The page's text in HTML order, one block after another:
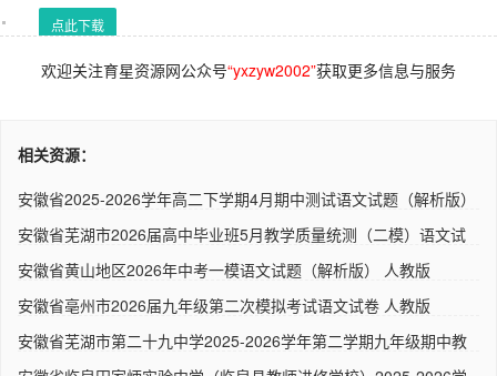
点此下载
欢迎关注育星资源网公众号“yxzyw2002”获取更多信息与服务
相关资源：
安徽省2025-2026学年高二下学期4月期中测试语文试题（解析版）
安徽省芜湖市2026届高中毕业班5月教学质量统测（二模）语文试
安徽省黄山地区2026年中考一模语文试题（解析版） 人教版
安徽省亳州市2026届九年级第二次模拟考试语文试卷 人教版
安徽省芜湖市第二十九中学2025-2026学年第二学期九年级期中教